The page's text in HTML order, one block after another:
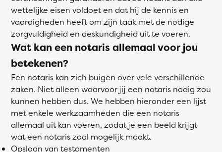
wettelijke eisen voldoet en dat hij de kennis en
vaardigheden heeft om zijn taak met de nodige
zorgvuldigheid en deskundigheid uit te voeren.
Wat kan een notaris allemaal voor jou
betekenen?
Een notaris kan zich buigen over vele verschillende
zaken. Niet alleen waarvoor jij een notaris nodig zou
kunnen hebben dus. We hebben hieronder een lijst
met enkele werkzaamheden die een notaris
allemaal uit kan voeren, zodat je een beeld krijgt
wat een notaris zoal mogelijk maakt.
Opslaan van testamenten